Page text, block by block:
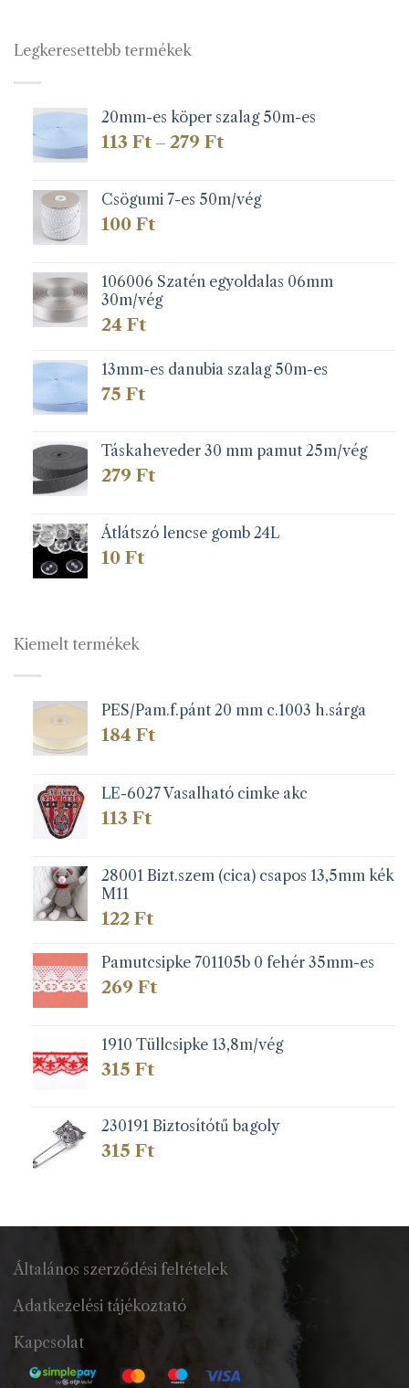
Legkeresettebb termékek
20mm-es köper szalag 50m-es
113 Ft – 279 FtÁrtartomány:
279 Ft
Csögumi 7-es 50m/vég
100 Ft
106006 Szatén egyoldalas 06mm
30m/vég
24 Ft
13mm-es danubia szalag 50m-es
75 Ft
Táskaheveder 30 mm pamut 25m/vég
279 Ft
Átlátszó lencse gomb 24L
10 Ft
Kiemelt termékek
PES/Pam.f.pánt 20 mm c.1003 h.sárga
184 Ft
LE-6027 Vasalható cimke akc
113 Ft
28001 Bizt.szem (cica) csapos 13,5mm kék
M11
122 Ft
Pamutcsipke 701105b 0 fehér 35mm-es
269 Ft
1910 Tüllcsipke 13,8m/vég
315 Ft
230191 Biztosítótű bagoly
315 Ft
Általános szerződési feltételek
Adatkezelési tájékoztató
Kapcsolat